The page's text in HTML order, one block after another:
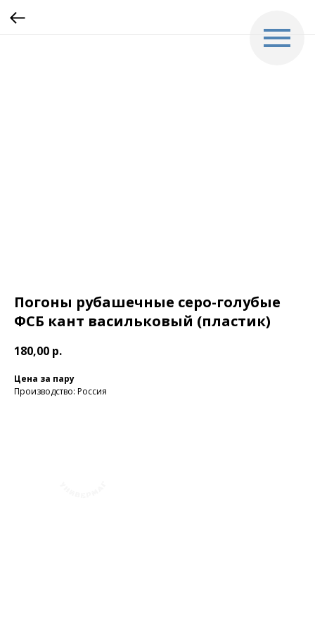
Погоны рубашечные серо-голубые
ФСБ кант васильковый (пластик)
180,00 р.
Цена за пару
Производство: Россия